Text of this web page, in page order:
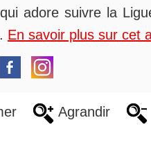
adore suivre la
En savoir plus sur cet
Agrandir